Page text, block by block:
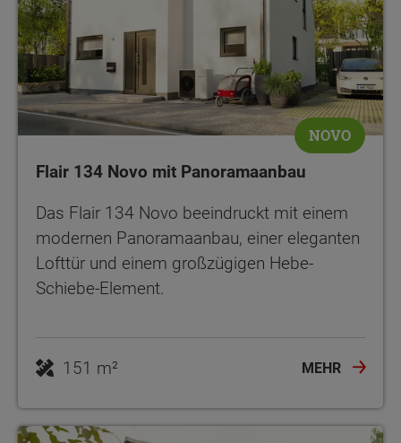
NOVO
Flair 134 Novo mit Panoramaanbau
Das Flair 134 Novo beeindruckt mit einem
modernen Panoramaanbau, einer eleganten
Lofttür und einem großzügigen Hebe-
Schiebe-Element.
151 m² MEHR